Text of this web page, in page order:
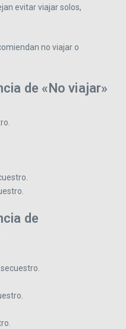
evitar viajar solos,
no viajar o
de «No viajar»
de